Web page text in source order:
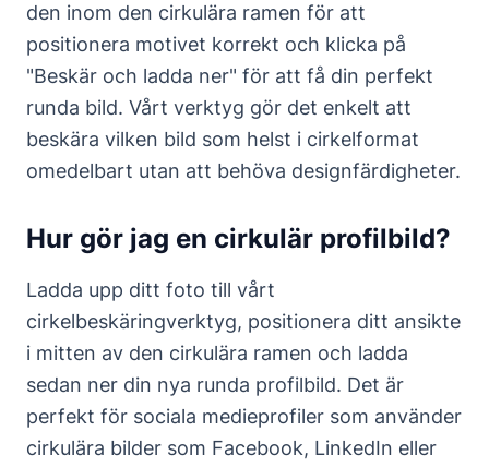
den inom den cirkulära ramen för att
positionera motivet korrekt och klicka på
"Beskär och ladda ner" för att få din perfekt
runda bild. Vårt verktyg gör det enkelt att
beskära vilken bild som helst i cirkelformat
omedelbart utan att behöva designfärdigheter.
Hur gör jag en cirkulär profilbild?
Ladda upp ditt foto till vårt
cirkelbeskäringverktyg, positionera ditt ansikte
i mitten av den cirkulära ramen och ladda
sedan ner din nya runda profilbild. Det är
perfekt för sociala medieprofiler som använder
cirkulära bilder som Facebook, LinkedIn eller